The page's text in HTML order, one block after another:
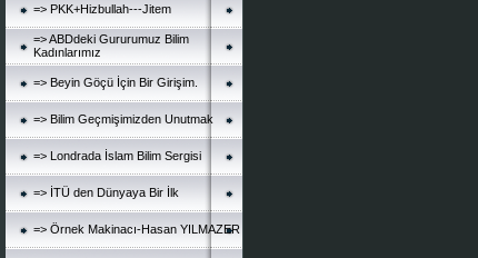
=> PKK+Hizbullah---Jitem
=> ABDdeki Gururumuz Bilim
Kadınlarımız
=> Beyin Göçü İçin Bir Girişim.
=> Bilim Geçmişimizden Unutmak
=> Londrada İslam Bilim Sergisi
=> İTÜ den Dünyaya Bir İlk
=> Örnek Makinacı-Hasan YILMAZER